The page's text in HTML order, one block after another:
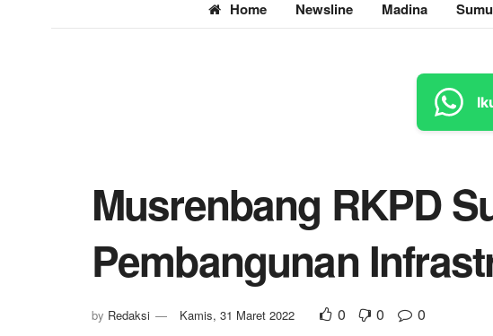
Home Newsline Madina
Musrenbang RKPD
Pembangunan
by Redaksi Kamis, 31 Maret 2022 0 0 0